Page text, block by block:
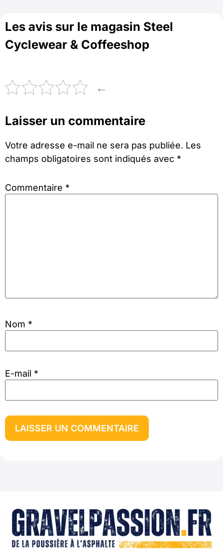
Les avis sur le magasin Steel
Cyclewear & Coffeeshop
←
Laisser un commentaire
Votre adresse e-mail ne sera pas publiée. Les
champs obligatoires sont indiqués avec *
Commentaire *
Nom *
E-mail *